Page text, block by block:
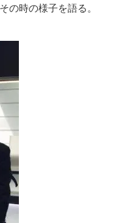
時の様子を語る。